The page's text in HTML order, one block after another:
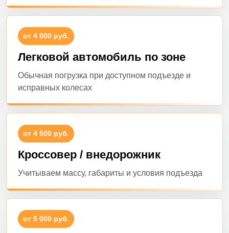
от 4 000 руб.
Легковой автомобиль по зоне
Обычная погрузка при доступном подъезде и
исправных колесах
от 4 500 руб.
Кроссовер / внедорожник
Учитываем массу, габариты и условия подъезда
от 5 000 руб.